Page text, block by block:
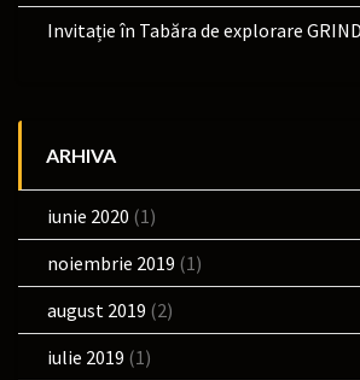
Invitație în Tabăra de explorare
ARHIVA
iunie 2020 (1)
noiembrie 2019 (1)
august 2019 (2)
iulie 2019 (1)